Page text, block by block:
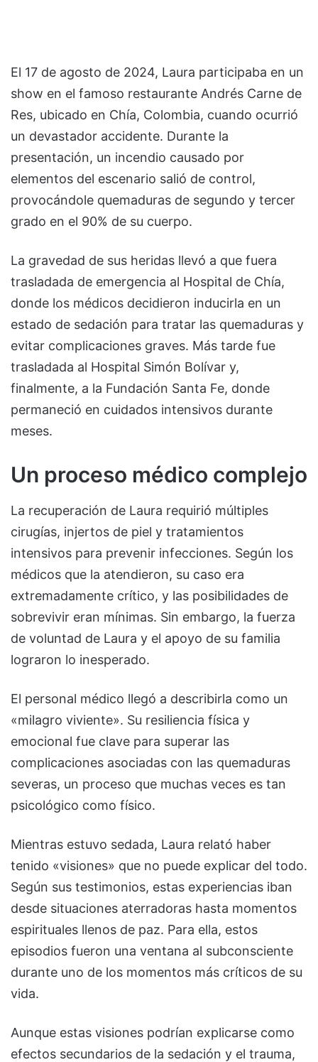
El 17 de agosto de 2024, Laura participaba en un
show en el famoso restaurante Andrés Carne de
Res, ubicado en Chía, Colombia, cuando ocurrió
un devastador accidente. Durante la
presentación, un incendio causado por
elementos del escenario salió de control,
provocándole quemaduras de segundo y tercer
grado en el 90% de su cuerpo.
La gravedad de sus heridas llevó a que fuera
trasladada de emergencia al Hospital de Chía,
donde los médicos decidieron inducirla en un
estado de sedación para tratar las quemaduras y
evitar complicaciones graves. Más tarde fue
trasladada al Hospital Simón Bolívar y,
finalmente, a la Fundación Santa Fe, donde
permaneció en cuidados intensivos durante
meses.
Un proceso médico complejo
La recuperación de Laura requirió múltiples
cirugías, injertos de piel y tratamientos
intensivos para prevenir infecciones. Según los
médicos que la atendieron, su caso era
extremadamente crítico, y las posibilidades de
sobrevivir eran mínimas. Sin embargo, la fuerza
de voluntad de Laura y el apoyo de su familia
lograron lo inesperado.
El personal médico llegó a describirla como un
«milagro viviente». Su resiliencia física y
emocional fue clave para superar las
complicaciones asociadas con las quemaduras
severas, un proceso que muchas veces es tan
psicológico como físico.
Mientras estuvo sedada, Laura relató haber
tenido «visiones» que no puede explicar del todo.
Según sus testimonios, estas experiencias iban
desde situaciones aterradoras hasta momentos
espirituales llenos de paz. Para ella, estos
episodios fueron una ventana al subconsciente
durante uno de los momentos más críticos de su
vida.
Aunque estas visiones podrían explicarse como
efectos secundarios de la sedación y el trauma,